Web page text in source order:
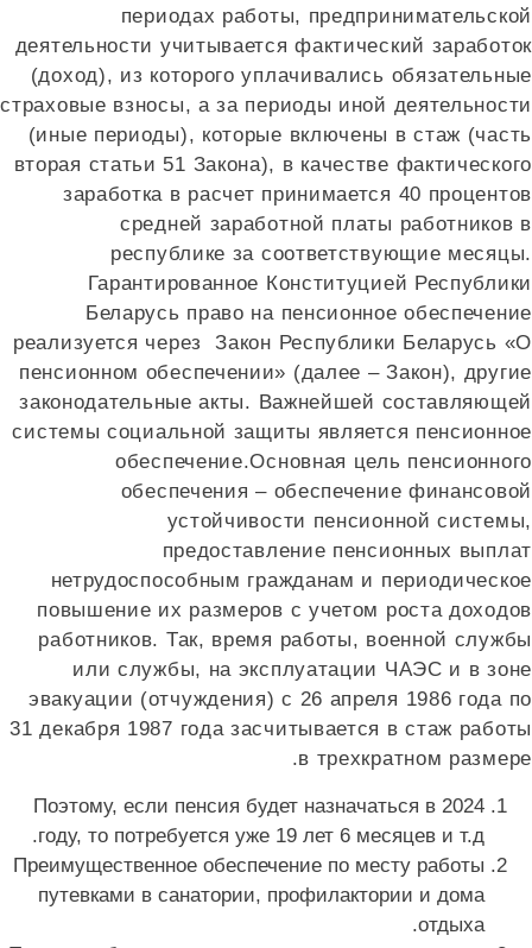
периодах работы,
деятельности учитывается фактический
(доход), из которого уплачивались
страховые взносы, а за периоды иной
(иные периоды), которые включены в стаж
вторая статьи 51 Закона), в качестве
заработка в расчет принимается 40
средней заработной платы работников
республике за соответствующие
Гарантированное Конституцией
Беларусь право на пенсионное
реализуется через Закон Республики Беларусь
пенсионном обеспечении» (далее – Закон),
законодательные акты. Важнейшей
системы социальной защиты является
обеспечение.Основная цель
обеспечения – обеспечение
устойчивости пенсионной
предоставление пенсионных
нетрудоспособным гражданам и
повышение их размеров с учетом роста
работников. Так, время работы, военной
или службы, на эксплуатации ЧАЭС и в
эвакуации (отчуждения) с 26 апреля 1986 года
31 декабря 1987 года засчитывается в стаж
в трехкратном
Поэтому, если пенсия будет назначаться в 2024
году, то потребуется уже 19 лет 6 месяцев и т.д.
Преимущественное обеспечение по месту работы
путевками в санатории, профилактории и дома
отдыха.